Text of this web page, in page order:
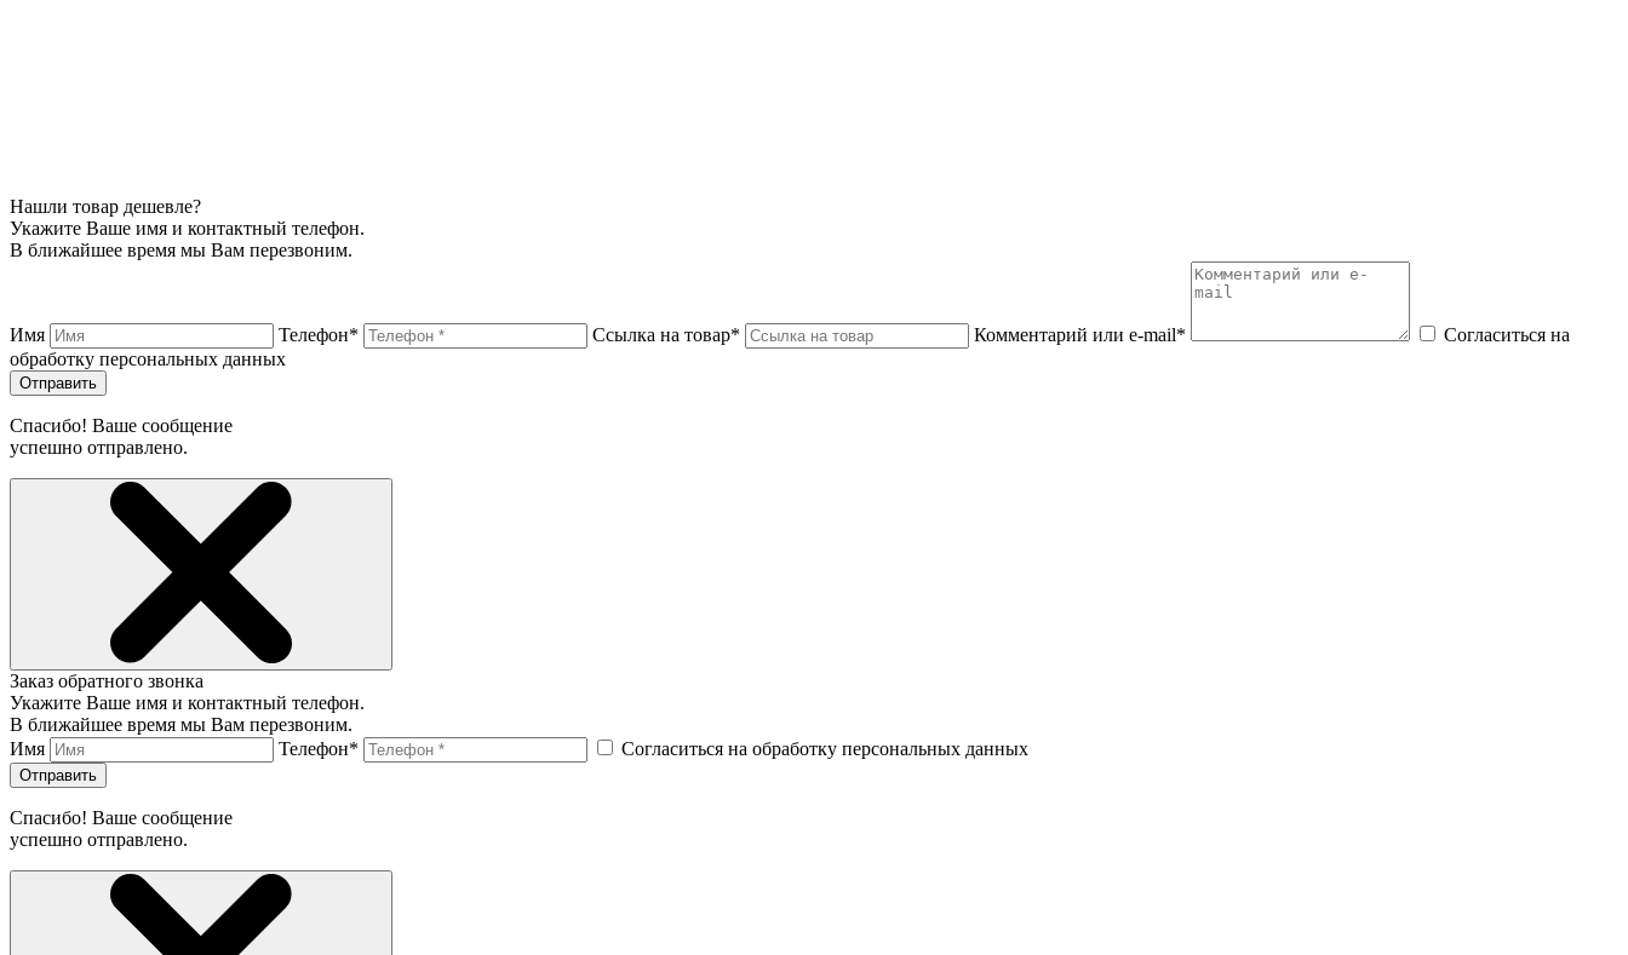
Нашли товар дешевле?
Укажите Ваше имя и контактный телефон.
В ближайшее время мы Вам перезвоним.
Имя Телефон* Ссылка на товар* Комментарий или e-mail*
Согласиться на
обработку персональных данных
Отправить
Спасибо! Ваше сообщение
успешно отправлено.
Заказ обратного звонка
Укажите Ваше имя и контактный телефон.
В ближайшее время мы Вам перезвоним.
Имя
Телефон* Согласиться на обработку персональных данных
Отправить
Спасибо! Ваше сообщение
успешно отправлено.